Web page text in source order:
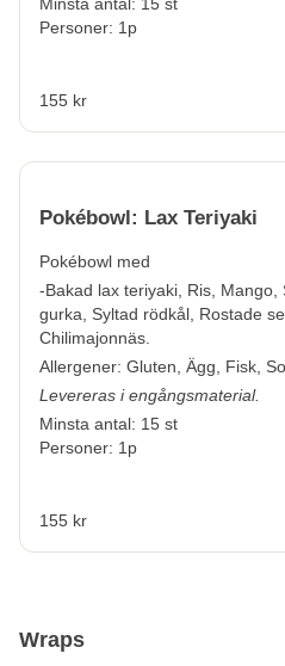
Personer: 1p
155 kr
Pokébowl: Lax Teriyaki
Pokébowl med
-Bakad lax teriyaki, Ris, Mango,
gurka, Syltad rödkål, Rostade
Chilimajonnäs.
Allergener: Gluten, Ägg, Fisk,
Levereras i engångsmaterial.
Minsta antal: 15 st
Personer: 1p
155 kr
Wraps